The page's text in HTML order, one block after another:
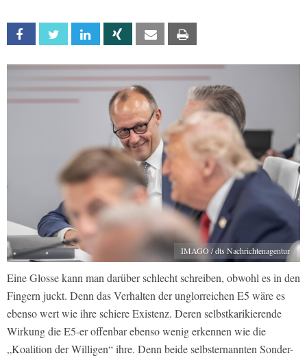
Facebook Twitter Linkedin Xing Email
IMAGO / dts Nachrichtenagentur
Eine Glosse kann man darüber schlecht schreiben, obwohl es in den
Fingern juckt. Denn das Verhalten der unglorreichen E5 wäre es
ebenso wert wie ihre schiere Existenz. Deren selbstkarikierende
Wirkung die E5-er offenbar ebenso wenig erkennen wie die
„Koalition der Willigen“ ihre. Denn beide selbsternannten Sonder-